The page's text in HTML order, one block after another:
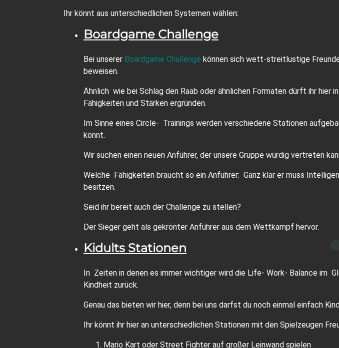
Ihr könnt aus unterschiedlichen Systemen wählen:
Boardgame Challenge
Bei unserer Boardgame Challenge können sich wett-streitlustige
beweisen.
Ähnlich wie bei Schlag den Raab oder ähnlichen Formaten dürft ihr hier
Fähigkeiten und Stärken ergründen.
Im Sinne eines Circle- Trainings werden verschiedene Stationen
könnt.
Wir suchen einen neuen Anführer, der unsere Gruppe würdig vertreten
Welche Fähigkeiten braucht so ein Anführer: Ganz klar er muss
besitzen.
Seid ihr bereit auch der Challenge zu stellen?
Der Sieger geht als gekrönter Anführer aus dem Wettkampf hervor.
Kidults Stationen
In Zeiten in denen es immer wichtiger wird die Life- Work- Balance im
Kindheit zurück.
Genau das bieten wir hier, denn bei uns darfst du noch einmal einfach
Ihr könnt ihr hier an unterschiedlichen Stationen mit den Spielzeugen
Mario Kart oder Street Fighter auf großer Leinwand spielen